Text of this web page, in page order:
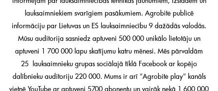
lauksaimniekiem svarīgiem pasākumiem. Agrobitė publicē
informāciju par Lietuvas un ES lauksaimniecību 9 dažādās valodās.
Mūsu auditorija sasniedz aptuveni 500 000 unikālo lietotāju un
aptuveni 1 700 000 lapu skatījumu katru mēnesi. Mēs pārvaldām
25 lauksaimnieku grupas sociālajā tīklā Facebook ar kopējo
dalībnieku auditoriju 220 000. Mums ir arī "Agrobitė play" kanāls
vietnē YouTube ar aptuveni 5700 abonentu un vairāk nekā 1 600 000